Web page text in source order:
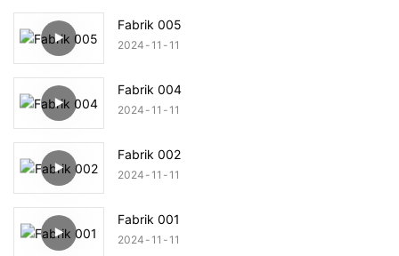
Fabrik 005
2024 11 11
Fabrik 004
2024 11 11
Fabrik 002
2024 11 11
Fabrik 001
2024 11 11